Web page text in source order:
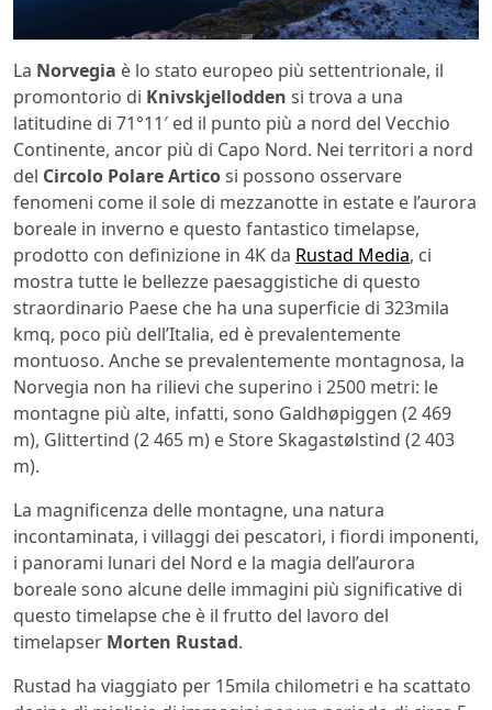
La Norvegia è lo stato europeo più settentrionale, il
promontorio di Knivskjellodden si trova a una
latitudine di 71°11′ ed il punto più a nord del Vecchio
Continente, ancor più di Capo Nord. Nei territori a nord
del Circolo Polare Articosi possono osservare
fenomeni come il sole di mezzanotte in estate e l’aurora
boreale in inverno e questo fantastico timelapse,
prodotto con definizione in 4K da Rustad Media, ci
mostra tutte le bellezze paesaggistiche di questo
straordinario Paese che ha una superficie di 323mila
kmq, poco più dell’Italia, ed è prevalentemente
montuoso. Anche se prevalentemente montagnosa, la
Norvegia non ha rilievi che superino i 2500 metri: le
montagne più alte, infatti, sono Galdhøpiggen (2 469
m), Glittertind (2 465 m) e Store Skagastølstind (2 403
m).
La magnificenza delle montagne, una natura
incontaminata, i villaggi dei pescatori, i fiordi imponenti,
i panorami lunari del Nord e la magia dell’aurora
boreale sono alcune delle immagini più significative di
questo timelapse che è il frutto del lavoro del
timelapser Morten Rustad.
Rustad ha viaggiato per 15mila chilometri e ha scattato